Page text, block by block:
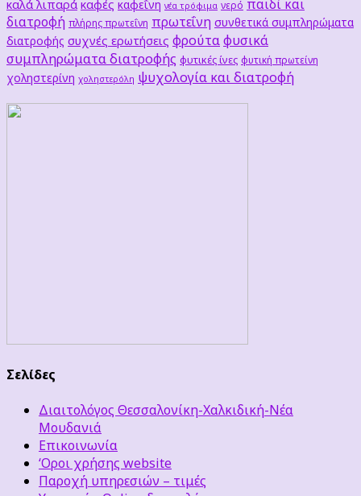
καλά λιπαρά καφές καφεΐνη νέα τρόφιμα νερό παιδί και
διατροφή πλήρης πρωτεΐνη πρωτεΐνη συνθετικά συμπληρώματα
διατροφής συχνές ερωτήσεις φρούταφυσικά
συμπληρώματα διατροφής φυτικές ίνες φυτική πρωτείνη
χοληστερίνη χοληστερόλη ψυχολογία και διατροφή
Σελίδες
Διαιτολόγος Θεσσαλονίκη-Χαλκιδική-Νέα
Μουδανιά
Επικοινωνία
‘Οροι χρήσης website
Παροχή υπηρεσιών – τιμές